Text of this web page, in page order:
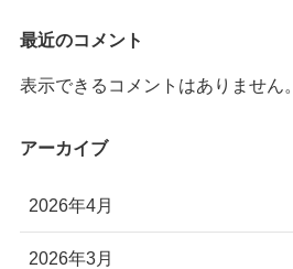
最近のコメント
表示できるコメントはありません。
アーカイブ
2026年4月
2026年3月